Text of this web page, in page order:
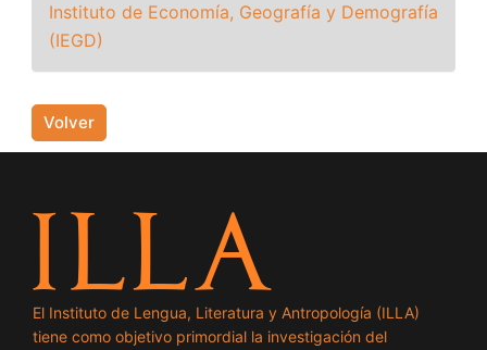
Instituto de Economía, Geografía y Demografía
(IEGD)
Volver
El Instituto de Lengua, Literatura y Antropología (ILLA)
tiene como objetivo primordial la investigación del